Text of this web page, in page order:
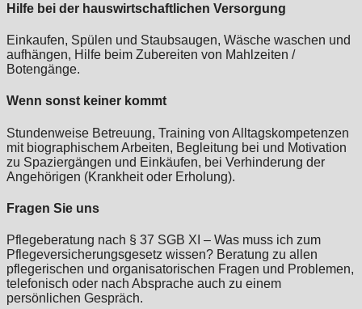
Hilfe bei der hauswirtschaftlichen Versorgung
Einkaufen, Spülen und Staubsaugen, Wäsche waschen und
aufhängen, Hilfe beim Zubereiten von Mahlzeiten /
Botengänge.
Wenn sonst keiner kommt
Stundenweise Betreuung, Training von Alltagskompetenzen
mit biographischem Arbeiten, Begleitung bei und Motivation
zu Spaziergängen und Einkäufen, bei Verhinderung der
Angehörigen (Krankheit oder Erholung).
Fragen Sie uns
Pflegeberatung nach § 37 SGB XI – Was muss ich zum
Pflegeversicherungsgesetz wissen? Beratung zu allen
pflegerischen und organisatorischen Fragen und Problemen,
telefonisch oder nach Absprache auch zu einem
persönlichen Gespräch.